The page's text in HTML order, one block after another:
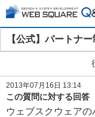
【公式】パートナ
2013年07月16日 13:14
この質問に対する回答
ウェブスクウェア